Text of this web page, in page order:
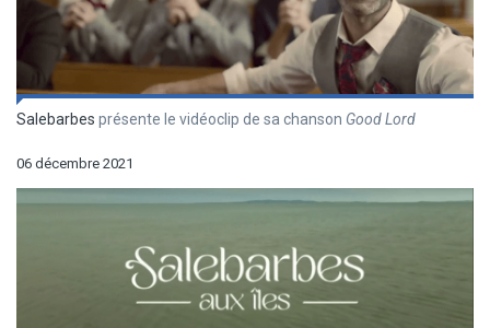
Salebarbes présente le vidéoclip de sa chanson Good Lord
06 décembre 2021